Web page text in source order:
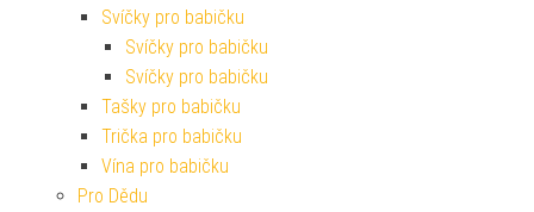
Svíčky pro babičku
Svíčky pro babičku
Svíčky pro babičku
Tašky pro babičku
Trička pro babičku
Vína pro babičku
Pro Dědu